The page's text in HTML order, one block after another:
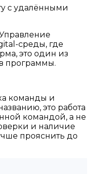
с удалёнными
среды, где
это один из
программы.
команды и
это работа
командой, а не
и наличие
прояснить до